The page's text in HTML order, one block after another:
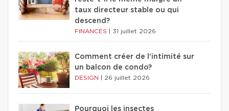
taux directeur stable ou qui
descend?
FINANCES 31 juillet 2026
Comment créer de l'intimité sur
un balcon de condo?
DESIGN 26 juillet 2026
Pourquoi les insectes